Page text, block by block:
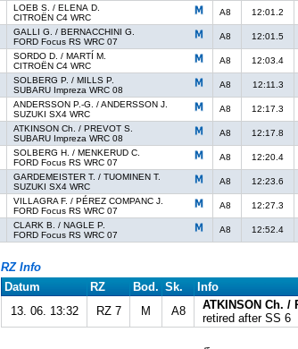
LOEB S. / ELENA D.
CITROËN C4 WRC
A8 12:01.2
GALLI G. / BERNACCHINI G.
FORD Focus RS WRC 07
A8 12:01.5
SORDO D. / MARTÍ M.
CITROËN C4 WRC
A8 12:03.4
SOLBERG P. / MILLS P.
SUBARU Impreza WRC 08
A8 12:11.3
ANDERSSON P.-G. / ANDERSSON J.
SUZUKI SX4 WRC
A8 12:17.3
ATKINSON Ch. / PREVOT S.
SUBARU Impreza WRC 08
A8 12:17.8
SOLBERG H. / MENKERUD C.
FORD Focus RS WRC 07
A8 12:20.4
GARDEMEISTER T. / TUOMINEN T.
SUZUKI SX4 WRC
A8 12:23.6
VILLAGRA F. / PÉREZ COMPANC J.
FORD Focus RS WRC 07
A8 12:27.3
CLARK B. / NAGLE P.
FORD Focus RS WRC 07
A8 12:52.4
RZ Info
Datum
RZ Bod. Sk.
Info
13. 06. 13:32
RZ 7 M A8 ATKINSON Ch. /
retired after SS 6